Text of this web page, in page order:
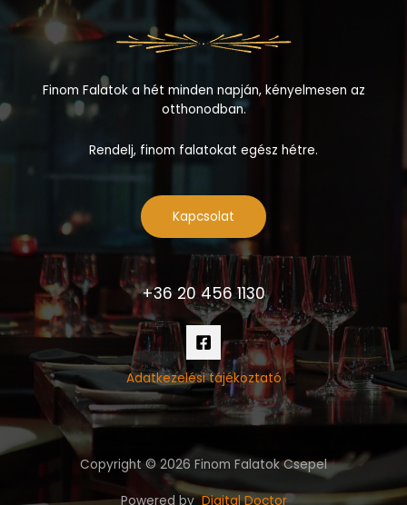
Finom Falatok a hét minden napján, kényelmesen az
otthonodban.
Rendelj, finom falatokat egész hétre.
Kapcsolat
+36 20 456 1130
Adatkezelési tájékoztató
Copyright © 2026 Finom Falatok Csepel
Powered byDigital Doctor